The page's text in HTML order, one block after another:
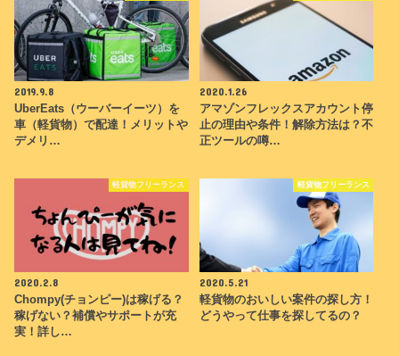
2019.9.8
UberEats（ウーバーイーツ）を
車（軽貨物）で配達！メリットや
デメリ…
2020.1.26
アマゾンフレックスアカウント停
止の理由や条件！解除方法は？不
正ツールの噂…
軽貨物フリーランス
2020.2.8
Chompy(チョンピー)は稼げる？
稼げない？補償やサポートが充
実！詳し…
軽貨物フリーランス
2020.5.21
軽貨物のおいしい案件の探し方！
どうやって仕事を探してるの？